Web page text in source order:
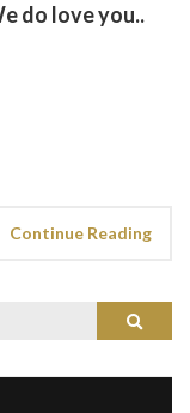
do love you..
Continue Reading
Search